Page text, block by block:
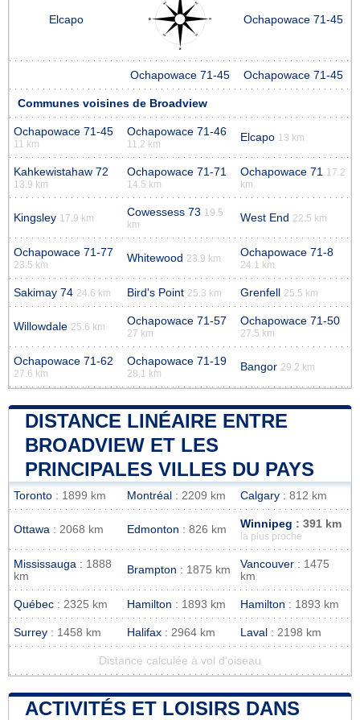
Elcapo Ochapowace 71-45
Ochapowace 71-45 Ochapowace 71-45
Communes voisines de Broadview
Ochapowace 71-45
11 km
Ochapowace 71-46
11.2 km
Elcapo 13 km
Kahkewistahaw 72
13.9 km
Ochapowace 71-71
14.5 km
Ochapowace 71
17.2
km
Kingsley 17.9 km Cowessess 73 19.5
km
West End 22.5 km
Ochapowace 71-77
23.5 km
Whitewood 23.9 km Ochapowace 71-8
24.1 km
Sakimay 74 24.6 km Bird's Point 25.3 km Grenfell 25.5 km
Willowdale 25.6 km Ochapowace 71-57
27 km
Ochapowace 71-50
27.5 km
Ochapowace 71-62
27.6 km
Ochapowace 71-19
28.1 km
Bangor 29.2 km
DISTANCE LINÉAIRE ENTRE
BROADVIEW ET LES
PRINCIPALES VILLES DU PAYS
Toronto : 1899 km Montréal : 2209 km Calgary : 812 km
Ottawa : 2068 km Edmonton : 826 km Winnipeg : 391 km
la plus proche
Mississauga : 1888
km
Brampton : 1875 km Vancouver : 1475
km
Québec : 2325 km Hamilton : 1893 km Hamilton : 1893 km
Surrey : 1458 km Halifax : 2964 km Laval : 2198 km
Distance calculée à vol d'oiseau
ACTIVITÉS ET LOISIRS DANS